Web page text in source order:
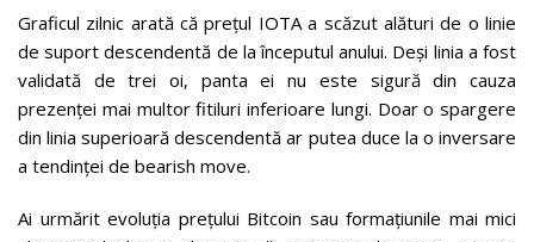
Graficul zilnic arată că prețul IOTA a scăzut alături de o linie
de suport descendentă de la începutul anului. Deși linia a fost
validată de trei oi, panta ei nu este sigură din cauza
prezenței mai multor fitiluri inferioare lungi. Doar o spargere
din linia superioară descendentă ar putea duce la o inversare
a tendinței de bearish move.
Ai urmărit evoluția prețului Bitcoin sau formațiunile mai mici